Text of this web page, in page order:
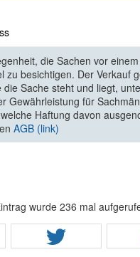
die Sachen vor
zu besichtigen. Der Verkauf
die Sache steht und liegt,
Gewährleistung für
Haftung davon
AGB (link)
wurde 236 mal